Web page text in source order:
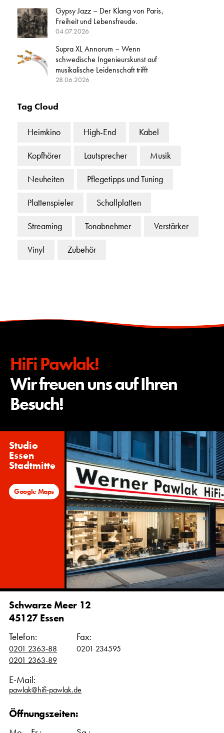
Gypsy Jazz – Der Klang von Paris,
Freiheit und Lebensfreude.
04.07.2026
Supra XL Annorum – Wenn
schwedische Ingenieurskunst auf
musikalische Leidenschaft trifft
28.06.2026
Tag Cloud
Heimkino High-End Kabel
Kopfhörer Lautsprecher Musik
Neuheiten Pflegetipps und Tuning
Plattenspieler Schallplatten
Streaming Tonabnehmer Verstärker
Vinyl Zubehör
HiFi Pawlak!
Wir freuen uns auf Ihren
Besuch!
Studio
Essen
Stadtmitte
Google Maps
Schwarze Meer 12
45127 Essen
Telefon:
0201 2363-88
0201 2363-89
Fax:
0201 234595
E-Mail:
pawlak@hifi-pawlak.de
Öffnungszeiten: